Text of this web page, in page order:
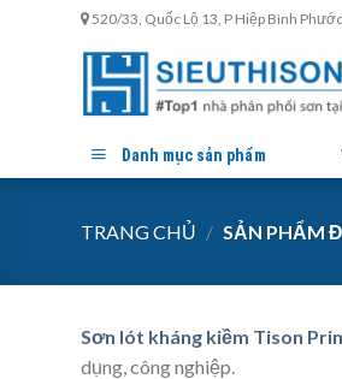
520/33, Quốc Lộ 13, P Hiệp Bình
Danh mục sản phẩm
TRANG CHỦ / SẢN PHẨM
Sơn lót kháng kiềm Tison
dụng, công nghiệp.